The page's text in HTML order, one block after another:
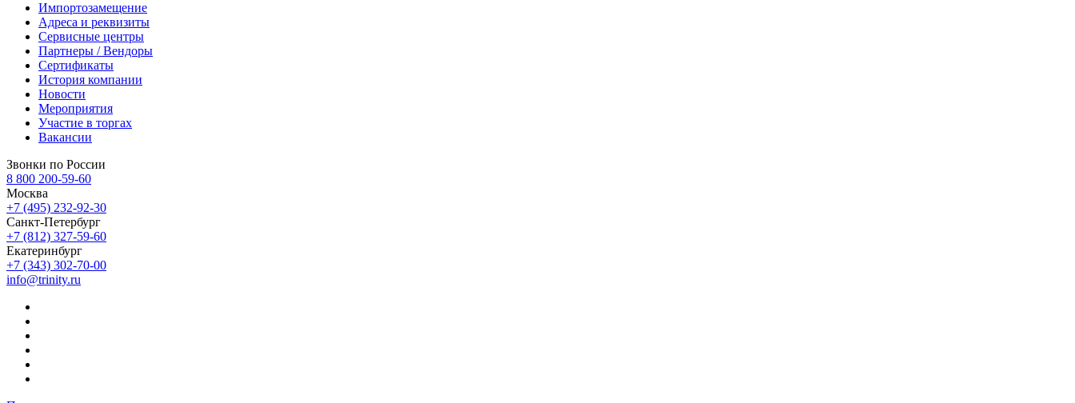
Импортозамещение
Адреса и реквизиты
Сервисные центры
Партнеры / Вендоры
Сертификаты
История компании
Новости
Мероприятия
Участие в торгах
Вакансии
Звонки по России
8 800 200-59-60
Москва
+7 (495) 232-92-30
Санкт-Петербург
+7 (812) 327-59-60
Екатеринбург
+7 (343) 302-70-00
info@trinity.ru